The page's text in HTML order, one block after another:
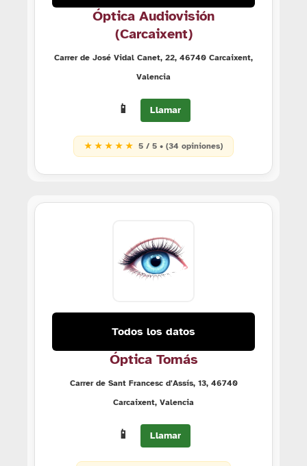
Óptica Audiovisión
(Carcaixent)
Carrer de José Vidal Canet, 22, 46740 Carcaixent,
Valencia
📱 Llamar
★ ★ ★ ★ ★ 5 / 5 • (34 opiniones)
Todos los datos
Óptica Tomás
Carrer de Sant Francesc d'Assís, 13, 46740
Carcaixent, Valencia
📱 Llamar